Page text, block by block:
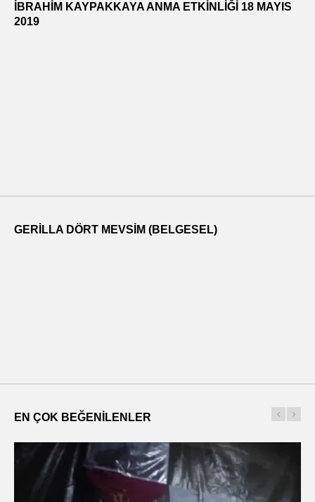
İBRAHİM KAYPAKKAYA ANMA ETKİNLİĞİ 18 MAYIS
2019
GERILLA DÖRT MEVSIM (BELGESEL)
EN ÇOK BEĞENILENLER